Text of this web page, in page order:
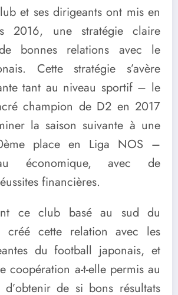
et ses dirigeants ont mis en
2016, une stratégie claire
bonnes relations avec le
Cette stratégie s’avère
tant au niveau sportif – le
champion de D2 en 2017
la saison suivante à une
place en Liga NOS –
économique, avec de
financières.
ce club basé au sud du
créé cette relation avec les
du football japonais, et
coopération a-t-elle permis au
d’obtenir de si bons résultats